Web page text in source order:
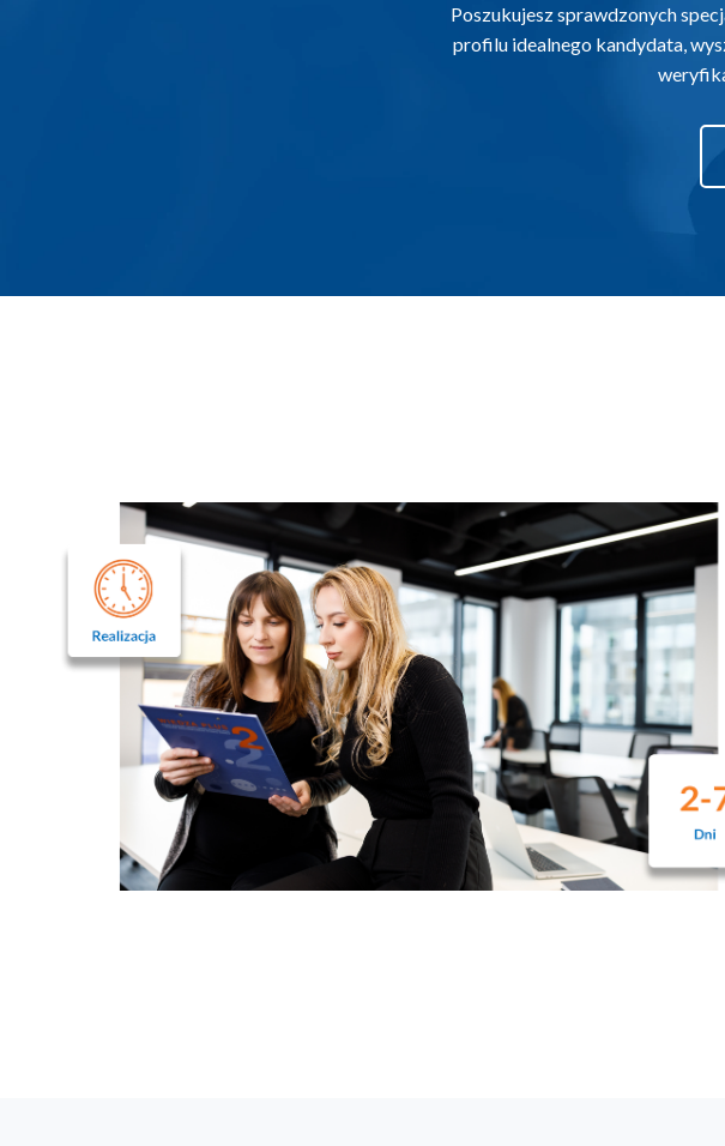
Poszukujesz sprawdzonych
profilu idealnego kandydata,